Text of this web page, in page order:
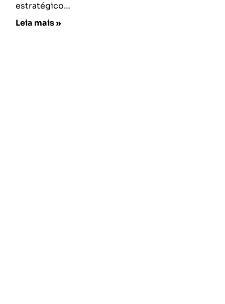
estratégico…
Leia mais »